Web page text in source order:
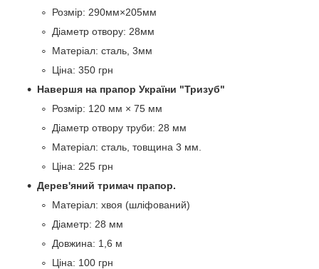
Розмір: 290мм×205мм
Діаметр отвору: 28мм
Матеріал: сталь, 3мм
Ціна: 350 грн
Навершя на прапор України "Тризуб"
Розмір: 120 мм × 75 мм
Діаметр отвору труби: 28 мм
Матеріал: сталь, товщина 3 мм.
Ціна: 225 грн
Дерев'яний тримач прапор.
Матеріал: хвоя (шліфований)
Діаметр: 28 мм
Довжина: 1,6 м
Ціна: 100 грн